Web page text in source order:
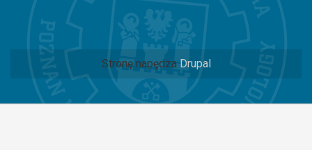
Stronę napędza Drupal